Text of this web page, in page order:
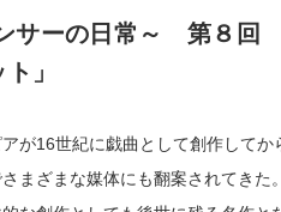
サーの日常～ 第８回
」
が16世紀に戯曲として創作して
まざまな媒体にも翻案されてきた